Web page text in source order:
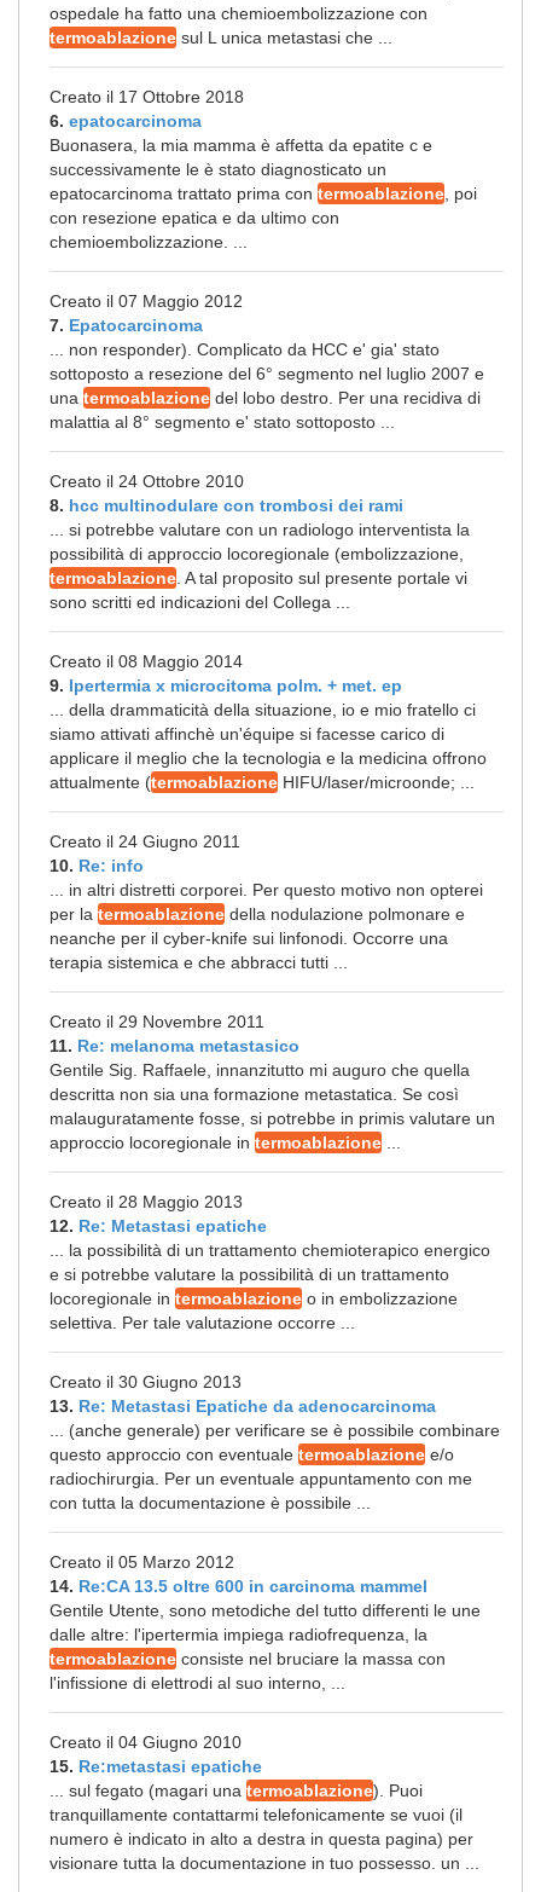
ospedale ha fatto una chemioembolizzazione con
termoablazione sul L unica metastasi che ...
Creato il 17 Ottobre 2018
6. epatocarcinoma
Buonasera, la mia mamma è affetta da epatite c e
successivamente le è stato diagnosticato un
epatocarcinoma trattato prima con termoablazione , poi
con resezione epatica e da ultimo con
chemioembolizzazione. ...
Creato il 07 Maggio 2012
7. Epatocarcinoma
... non responder). Complicato da HCC e' gia' stato
sottoposto a resezione del 6° segmento nel luglio 2007 e
una termoablazione del lobo destro. Per una recidiva di
malattia al 8° segmento e' stato sottoposto ...
Creato il 24 Ottobre 2010
8. hcc multinodulare con trombosi dei rami
... si potrebbe valutare con un radiologo interventista la
possibilità di approccio locoregionale (embolizzazione,
termoablazione . A tal proposito sul presente portale vi
sono scritti ed indicazioni del Collega ...
Creato il 08 Maggio 2014
9. Ipertermia x microcitoma polm. + met. ep
... della drammaticità della situazione, io e mio fratello ci
siamo attivati affinchè un'équipe si facesse carico di
applicare il meglio che la tecnologia e la medicina offrono
attualmente (termoablazione HIFU/laser/microonde; ...
Creato il 24 Giugno 2011
10. Re: info
... in altri distretti corporei. Per questo motivo non opterei
per la termoablazione della nodulazione polmonare e
neanche per il cyber-knife sui linfonodi. Occorre una
terapia sistemica e che abbracci tutti ...
Creato il 29 Novembre 2011
11. Re: melanoma metastasico
Gentile Sig. Raffaele, innanzitutto mi auguro che quella
descritta non sia una formazione metastatica. Se così
malauguratamente fosse, si potrebbe in primis valutare un
approccio locoregionale in termoablazione
Creato il 28 Maggio 2013
12. Re: Metastasi epatiche
... la possibilità di un trattamento chemioterapico energico
e si potrebbe valutare la possibilità di un trattamento
locoregionale in termoablazione o in embolizzazione
selettiva. Per tale valutazione occorre ...
Creato il 30 Giugno 2013
13. Re: Metastasi Epatiche da adenocarcinoma
... (anche generale) per verificare se è possibile combinare
questo approccio con eventuale termoablazione e/o
radiochirurgia. Per un eventuale appuntamento con me
con tutta la documentazione è possibile ...
Creato il 05 Marzo 2012
14. Re:CA 13.5 oltre 600 in carcinoma mammel
Gentile Utente, sono metodiche del tutto differenti le une
dalle altre: l'ipertermia impiega radiofrequenza, la
termoablazione consiste nel bruciare la massa con
l'infissione di elettrodi al suo interno, ...
Creato il 04 Giugno 2010
15. Re:metastasi epatiche
... sul fegato (magari una termoablazione). Puoi
tranquillamente contattarmi telefonicamente se vuoi (il
numero è indicato in alto a destra in questa pagina) per
visionare tutta la documentazione in tuo possesso. un ...